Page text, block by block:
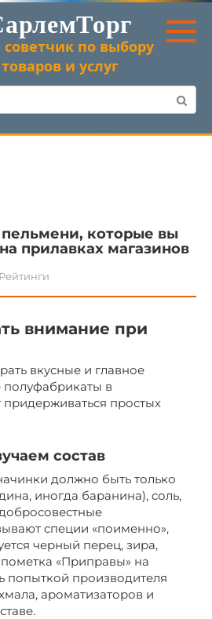
советчик по выбору
товаров и услуг
которые вы
прилавках магазинов
Рейтинги
внимание при
вкусные и главное
в
придерживаться простых
состав
должно быть только
иногда баранина), соль,
специи «поименно»,
черный перец, зира,
«Приправы» на
попыткой производителя
ароматизаторов и